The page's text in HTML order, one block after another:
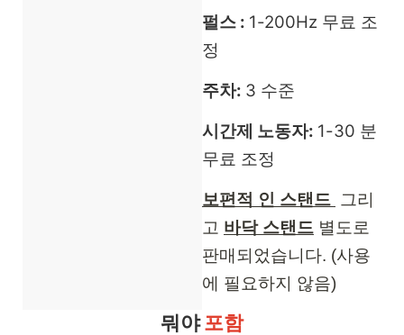
펄스 : 1-200Hz 무료 조
정
주차: 3 수준
시간제 노동자: 1-30 분
무료 조정
보편적 인 스탠드
그리
고 바닥 스탠드 별도로
판매되었습니다. (사용
에 필요하지 않음)
뭐야포함